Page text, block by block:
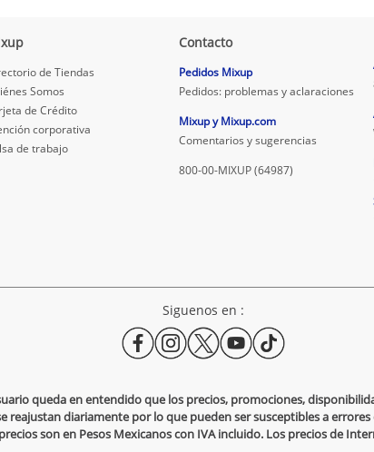
de Tiendas
Somos
de Crédito
corporativa
de trabajo
Contacto
Pedidos Mixup
Pedidos: problemas y aclaraciones
Mixup y Mixup.com
Comentarios y sugerencias
800-00-MIXUP (64987)
Siguenos en :
queda en entendido que los precios, promociones,
diariamente por lo que pueden ser susceptibles a
son en Pesos Mexicanos con IVA incluido. Los precios de